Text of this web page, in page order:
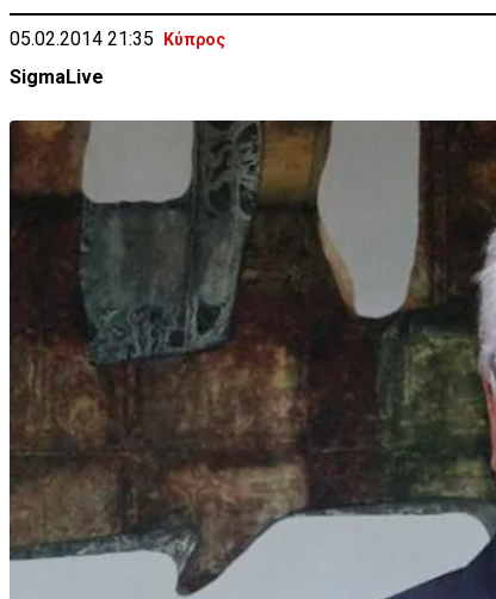
05.02.2014 21:35 Κύπρος
SigmaLive